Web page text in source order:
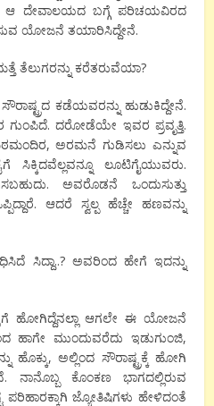
ಆ ದೇವಾಲಯದ ಬಗ್ಗೆ ಪರಿಚಯವಿರದ
ಯೋಜನೆ ತಯಾರಿಸಿದ್ದೇನೆ.
ತೆಲುಗರನ್ನು ಕರೆತರುವೆಯಾ?
ಕಡೆಯವರನ್ನು ಹುಡುಕಿದ್ದೇನೆ.
ದರೋಡೆಯೇ ಇವರ ಪ್ರವೃತ್ತಿ.
ಅರಮನೆ ಗುಡಿಸಲು ಎನ್ನುವ
ಲೂಟಿಗೈಯುವರು.
ಅವರೊಡನೆ ಒಂದುಸುತ್ತು
ಆದರೆ ಸ್ವಲ್ಪ ಹೆಚ್ಚೇ ಹಣವನ್ನು
ಸಿದ್ದಾ..? ಅವರಿಂದ ಹೇಗೆ ಇದನ್ನು
ಹೋಗಿದ್ದೆನಲ್ಲಾ ಆಗಲೇ ಈ ಯೋಜನೆ
ಹಾಗೇ ಮುಂದುವರೆದು ಇಡುಗುಂಜಿ,
ಅಲ್ಲಿಂದ ಸೌರಾಷ್ಟ್ರಕ್ಕೆ ಹೋಗಿ
ಕೊಂಕಣ ಭಾಗದಲ್ಲಿರುವ
ಪರಿಹಾರಕ್ಕಾಗಿ ಜ್ಯೋತಿಷಿಗಳು ಹೇಳಿದಂತೆ